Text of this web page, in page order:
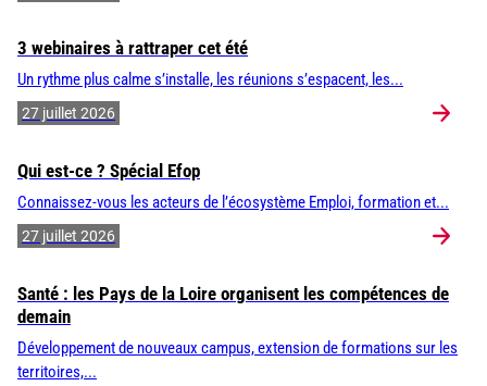
3 webinaires à rattraper cet été
Un rythme plus calme s’installe, les réunions s’espacent, les...
27 juillet 2026
Qui est-ce ? Spécial Efop
Connaissez-vous les acteurs de l’écosystème Emploi, formation et...
27 juillet 2026
Santé : les Pays de la Loire organisent les compétences de
demain
Développement de nouveaux campus, extension de formations sur les
territoires,...